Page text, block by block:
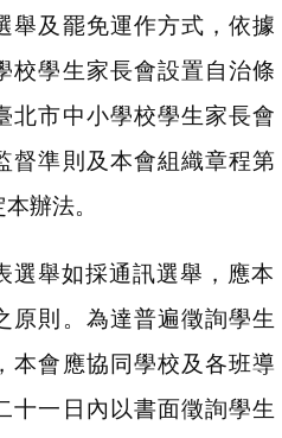
舉及罷免運作方式，依據
校學生家長會設置自治條
北市中小學校學生家長會
督準則及本會組織章程第
辦法。
選舉如採通訊選舉，應本
原則。為達普遍徵詢學生
本會應協同學校及各班導
十一日內以書面徵詢學生